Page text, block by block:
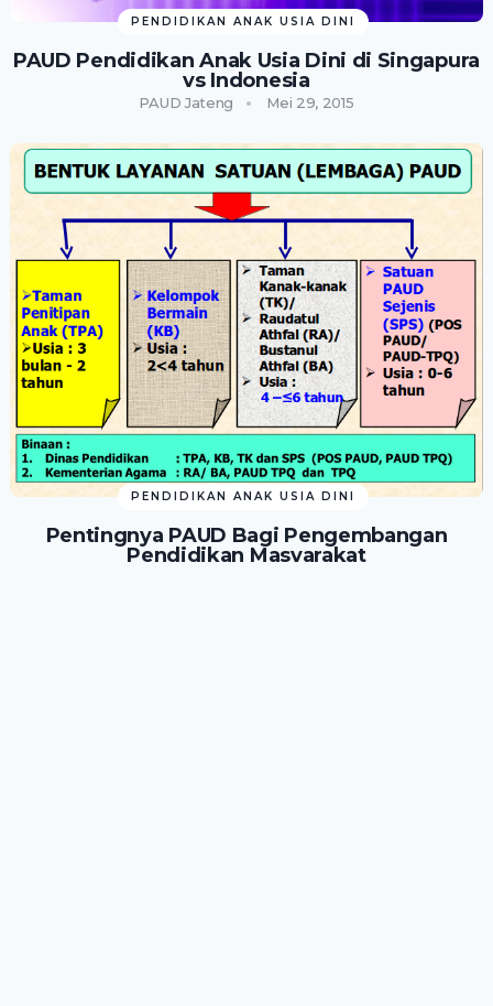
PENDIDIKAN ANAK USIA DINI
PAUD Pendidikan Anak Usia Dini di Singapura
vs Indonesia
PAUD Jateng Mei 29, 2015
PENDIDIKAN ANAK USIA DINI
Pentingnya PAUD Bagi Pengembangan
Pendidikan Masyarakat